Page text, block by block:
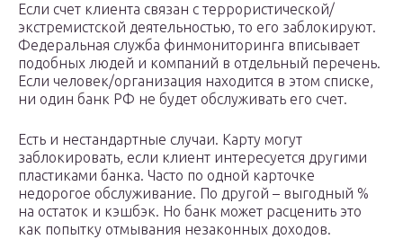
Если счет клиента связан с террористической/
экстремистской деятельностью, то его заблокируют.
Федеральная служба финмониторинга вписывает
подобных людей и компаний в отдельный перечень.
Если человек/организация находится в этом списке,
ни один банк РФ не будет обслуживать его счет.
Есть и нестандартные случаи. Карту могут
заблокировать, если клиент интересуется другими
пластиками банка. Часто по одной карточке
недорогое обслуживание. По другой – выгодный %
на остаток и кэшбэк. Но банк может расценить это
как попытку отмывания незаконных доходов.